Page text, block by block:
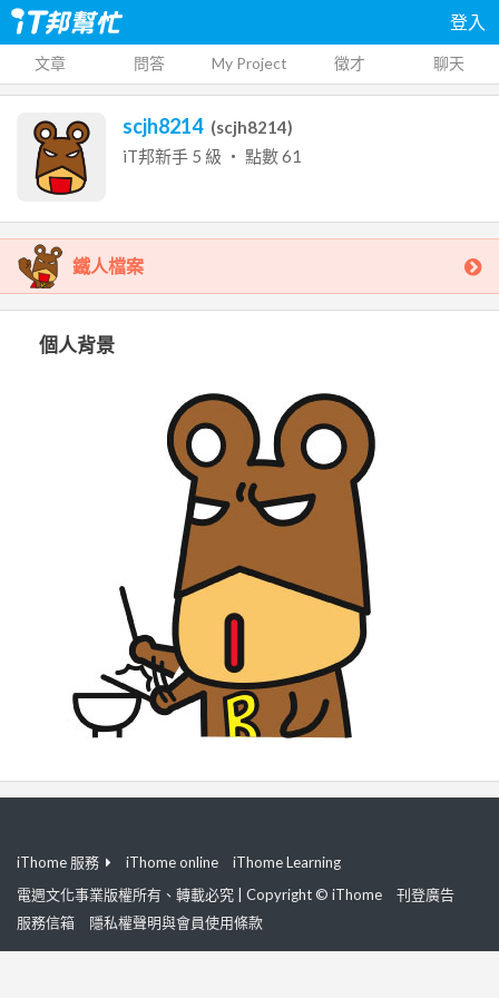
登入
文章 問答 My Project 徵才 聊天
scjh8214 (scjh8214)
iT邦新手 5 級 ‧ 點數61
鐵人檔案
個人背景
iThome 服務 iThome online
iThome Learning
電週文化事業版權所有、轉載必究 | Copyright © iThome
刊登廣告
服務信箱
隱私權聲明與會員使用條款